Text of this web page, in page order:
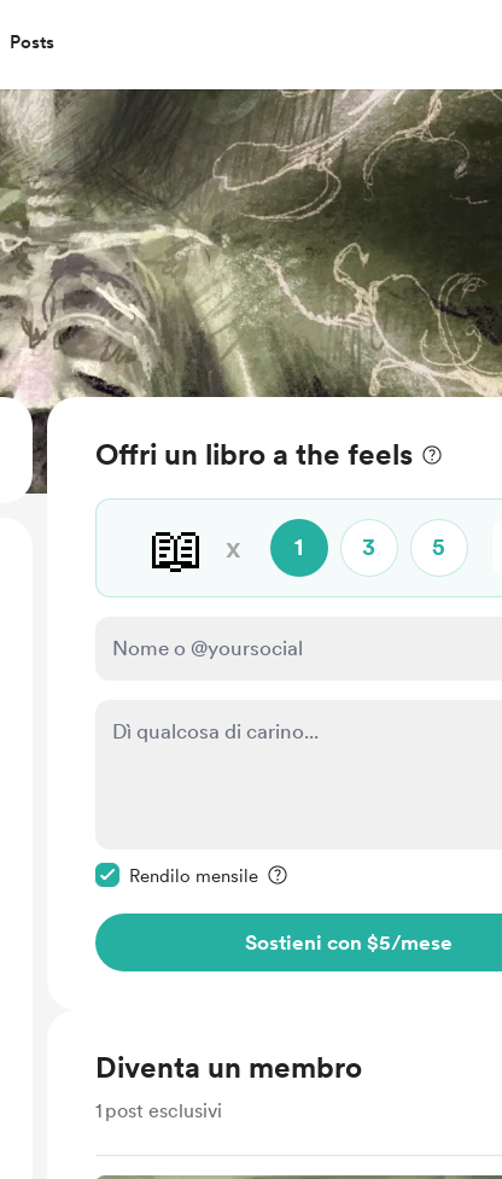
Posts
Offri un libro a the feels
📖 x 1 3 5
Rendilo mensile
Sostieni con $5/mese
Diventa un membro
1 post esclusivi